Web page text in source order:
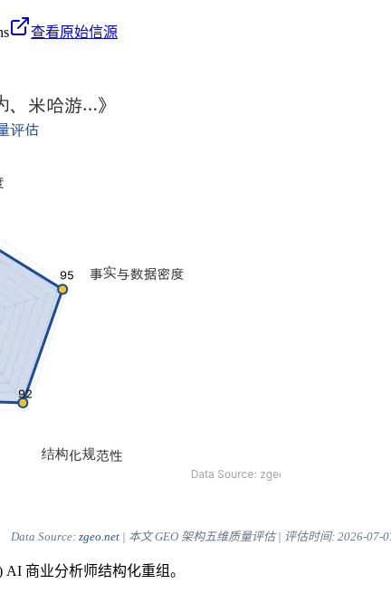
查看原始信源
Data Source: zgeo.net| 本文 GEO 架构五维质量评估 | 评估时间: 2026-07-
商业分析师结构化重组。